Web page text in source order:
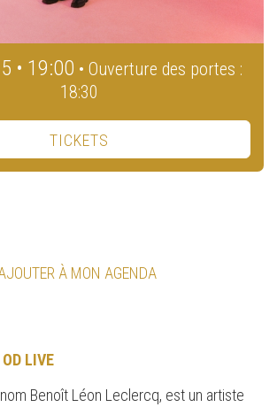
• 19:00 • Ouverture des portes :
18:30
TICKETS
À MON AGENDA
OD LIVE
Benoît Léon Leclercq, est un artiste